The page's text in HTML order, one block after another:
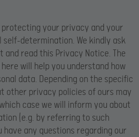
your privacy and your
determination. We kindly ask
and read this Privacy Notice. The
will help you understand how
data. Depending on the specific
other privacy policies of ours may
case we will inform you about
(e.g. by referring to such
any questions regarding our